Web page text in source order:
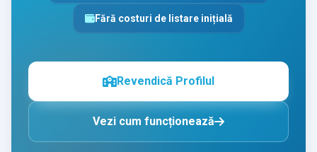
Fără costuri de listare inițială
Revendică Profilul
Vezi cum funcționează